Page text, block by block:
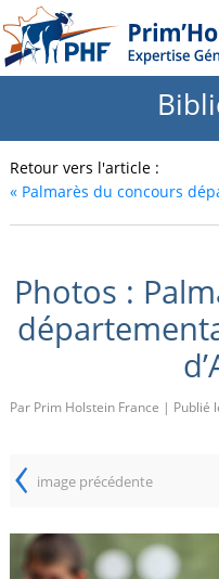
Retour vers l'article :
«Palmarès du concours
Photos :
Par Prim Holstein France | Publié
‹ image précédente